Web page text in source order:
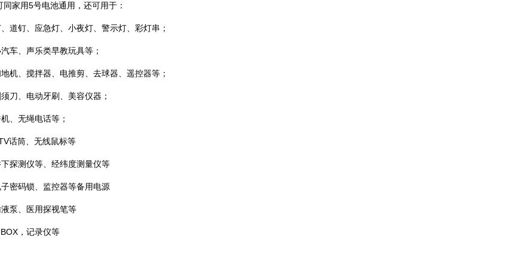
同家用5号电池通用，还可用于：
道钉、应急灯、小夜灯、警示灯、彩灯串；
车、声乐类早教玩具等；
机、搅拌器、电推剪、去球器、遥控器等；
刀、电动牙刷、美容仪器；
、无绳电话等；
话筒、无线鼠标等
探测仪等、经纬度测量仪等
密码锁、监控器等备用电源
泵、医用探视笔等
，记录仪等